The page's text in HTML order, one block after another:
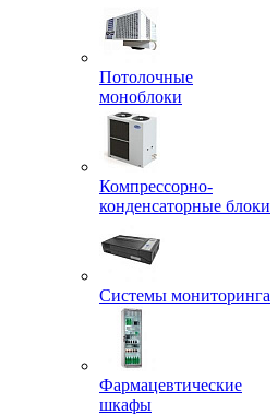
Потолочные
моноблоки
Компрессорно-
конденсаторные блоки
Системы мониторинга
Фармацевтические
шкафы